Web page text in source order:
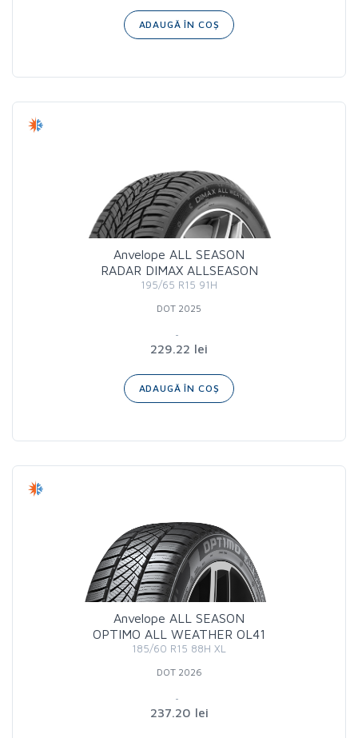
ADAUGĂ ÎN COȘ
Anvelope ALL SEASON
RADAR DIMAX ALLSEASON
195/65 R15 91H
DOT 2025
229.22 lei
ADAUGĂ ÎN COȘ
Anvelope ALL SEASON
OPTIMO ALL WEATHER OL41
185/60 R15 88H XL
DOT 2026
237.20 lei